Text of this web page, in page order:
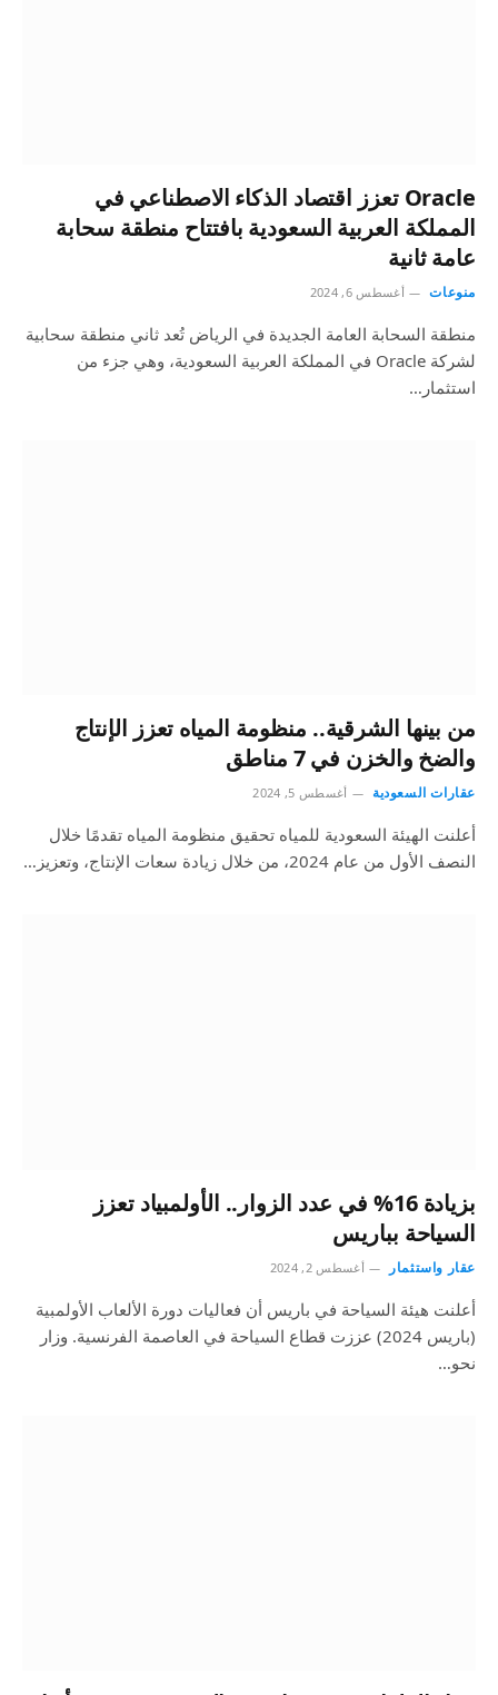
Oracle تعزز اقتصاد الذكاء الاصطناعي في
المملكة العربية السعودية بافتتاح منطقة سحابة
عامة ثانية
منوعات أغسطس 6, 2024
منطقة السحابة العامة الجديدة في الرياض تُعد ثاني منطقة سحابية
لشركة Oracle في المملكة العربية السعودية، وهي جزء من
استثمار…
من بينها الشرقية.. منظومة المياه تعزز الإنتاج
والضخ والخزن في 7 مناطق
عقارات السعودية أغسطس 5, 2024
أعلنت الهيئة السعودية للمياه تحقيق منظومة المياه تقدمًا خلال
النصف الأول من عام 2024، من خلال زيادة سعات الإنتاج، وتعزيز…
بزيادة 16% في عدد الزوار.. الأولمبياد تعزز
السياحة بباريس
عقار واستثمار أغسطس 2, 2024
أعلنت هيئة السياحة في باريس أن فعاليات دورة الألعاب الأولمبية
(باريس 2024) عززت قطاع السياحة في العاصمة الفرنسية. وزار
نحو…